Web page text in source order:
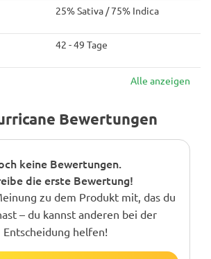
25% Sativa / 75% Indica
42 - 49 Tage
Alle anzeigen
Bewertungen
keine Bewertungen.
die erste Bewertung!
zu dem Produkt mit, das du
– du kannst anderen bei der
Entscheidung helfen!